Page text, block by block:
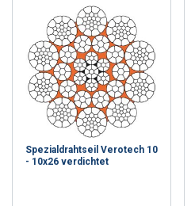
Spezialdrahtseil Verotech 10
- 10x26 verdichtet